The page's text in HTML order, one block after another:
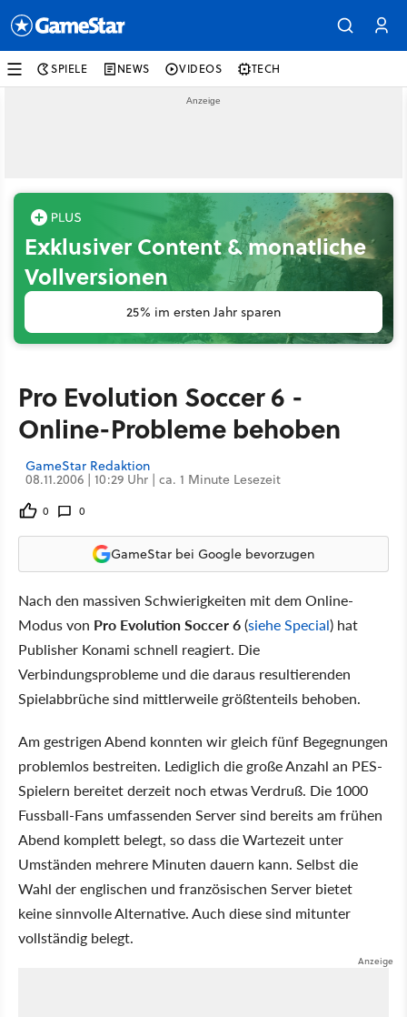
SPIELE NEWS VIDEOS TECH
Exklusiver Content & monatliche
Vollversionen
25% im ersten Jahr sparen
Pro Evolution Soccer 6 -
Online-Probleme behoben
GameStar Redaktion
08.11.2006 | 10:29 Uhr | ca. 1 Minute Lesezeit
0 0
GameStar bei Google bevorzugen
Nach den massiven Schwierigkeiten mit dem Online-
Modus von Pro Evolution Soccer 6(siehe Special) hat
Publisher Konami schnell reagiert. Die
Verbindungsprobleme und die daraus resultierenden
Spielabbrüche sind mittlerweile größtenteils behoben.
Am gestrigen Abend konnten wir gleich fünf Begegnungen
problemlos bestreiten. Lediglich die große Anzahl an PES-
Spielern bereitet derzeit noch etwas Verdruß. Die 1000
Fussball-Fans umfassenden Server sind bereits am frühen
Abend komplett belegt, so dass die Wartezeit unter
Umständen mehrere Minuten dauern kann. Selbst die
Wahl der englischen und französischen Server bietet
keine sinnvolle Alternative. Auch diese sind mitunter
vollständig belegt.